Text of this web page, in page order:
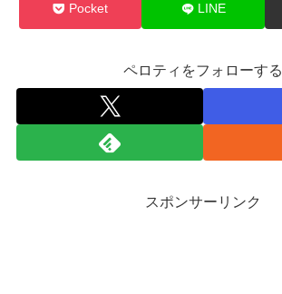
Pocket LINE
ペロティをフォローする
スポンサーリンク